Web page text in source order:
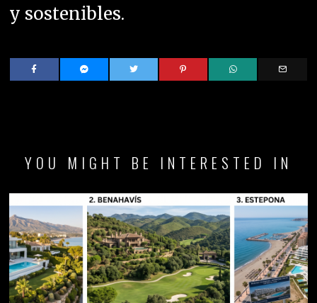
y sostenibles.
YOU MIGHT BE INTERESTED IN